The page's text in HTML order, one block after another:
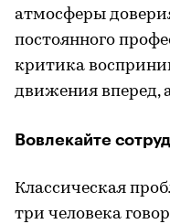
атмосферы
постоянного
критика
движения вперед,
Вовлекайте
Классическая
три человека